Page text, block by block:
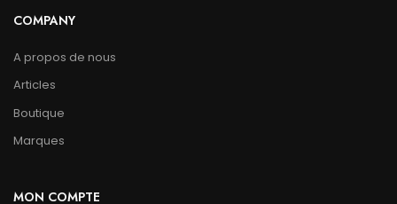
COMPANY
A propos de nous
Articles
Boutique
Marques
MON COMPTE